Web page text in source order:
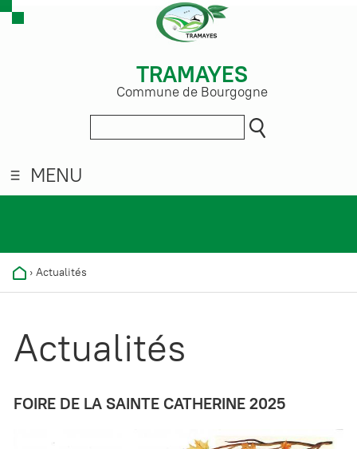
TRAMAYES
Commune de Bourgogne
MENU
› Actualités
Actualités
FOIRE DE LA SAINTE CATHERINE 2025